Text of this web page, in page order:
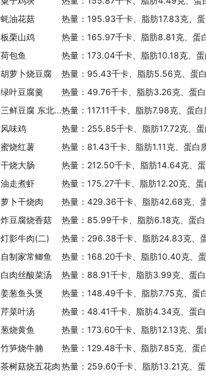
蚝油花菇
热量：195.93千卡、脂肪17.83克、
板栗山鸡
热量：165.97千卡、脂肪8.81克、
荷包鱼
热量：173.04千卡、脂肪10.18克、
胡萝卜烧豆腐
热量：95.43千卡、脂肪5.56克、蛋
绿叶豆腐羹
热量：49.76千卡、脂肪3.26克、蛋
三鲜豆腐 东北风味热量：117.11千卡、脂肪7.98克、蛋
风味鸡
热量：255.85千卡、脂肪17.72克、
蜜烧红薯
热量：81.43千卡、脂肪1.11克、蛋
干烧大肠
热量：212.50千卡、脂肪14.64克、
油走煮虾
热量：175.27千卡、脂肪12.20克、
萝卜干烧肉
热量：429.36千卡、脂肪42.68克、
炸豆腐烧香菇
热量：85.99千卡、脂肪6.18克、蛋
灯影牛肉(二)
热量：296.38千卡、脂肪24.83克、
自制家常鲫鱼
热量：168.20千卡、脂肪10.40克、
白肉丝酸菜汤
热量：88.91千卡、脂肪3.99克、蛋
姜葱鱼头煲
热量：148.49千卡、脂肪7.75克、蛋
芹菜叶汤
热量：48.41千卡、脂肪4.34克、蛋
葱烧黄鱼
热量：173.60千卡、脂肪12.13克、
竹笋烧牛腩
热量：129.48千卡、脂肪7.85克、蛋
茶树菇烧五花肉热量：259.60千卡、脂肪13.21克、